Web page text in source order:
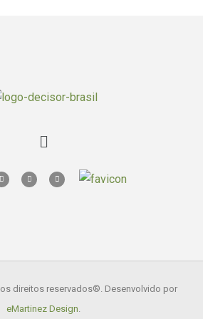
direitos reservados®. Desenvolvido por
eMartinez Design.